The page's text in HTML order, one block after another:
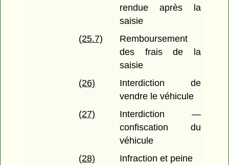
rendue après la
saisie
(25.7)
Remboursement
des frais de la
saisie
(26)
Interdiction de
vendre le véhicule
(27)
Interdiction —
confiscation du
véhicule
(28)
Infraction et peine